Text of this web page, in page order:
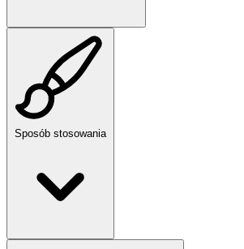
Sposób stosowania